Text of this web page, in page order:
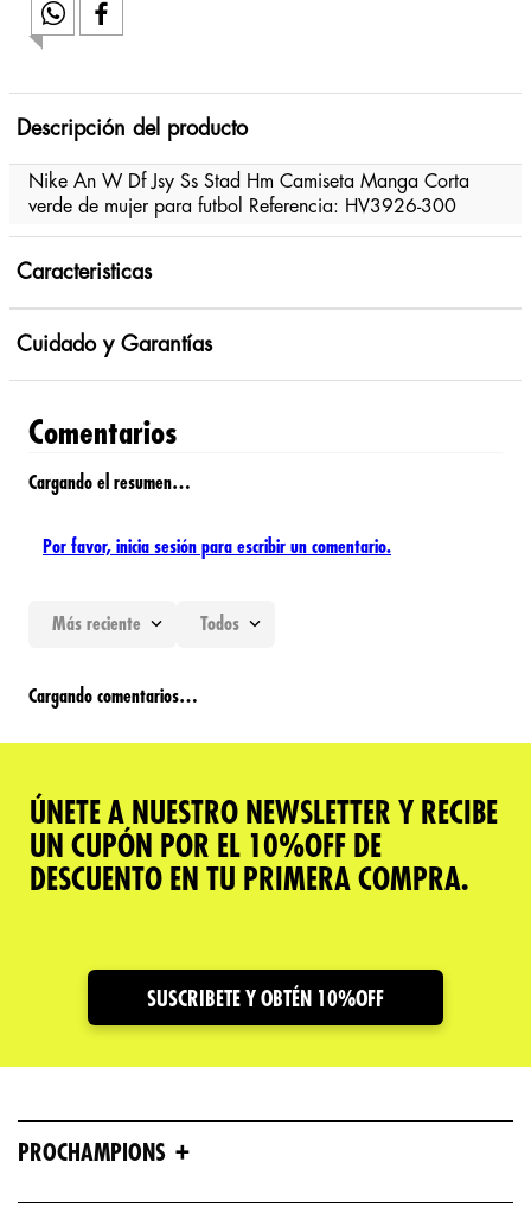
Descripción del producto
Nike An W Df Jsy Ss Stad Hm Camiseta Manga Corta
verde de mujer para futbol Referencia: HV3926-300
Caracteristicas
Cuidado y Garantías
Comentarios
Cargando el resumen…
Por favor, inicia sesión para escribir un comentario.
Más reciente Todos
Cargando comentarios…
ÚNETE A NUESTRO NEWSLETTER Y RECIBE
UN CUPÓN POR EL 10%OFF DE
DESCUENTO EN TU PRIMERA COMPRA.
SUSCRIBETE Y OBTÉN 10%OFF
PROCHAMPIONS +